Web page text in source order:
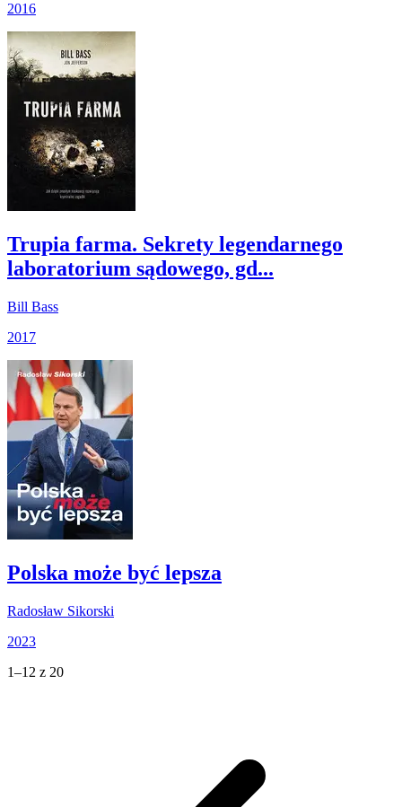
2016
Trupia farma. Sekrety legendarnego
laboratorium sądowego, gd...
Bill Bass
2017
Polska może być lepsza
Radosław Sikorski
2023
1–12 z 20